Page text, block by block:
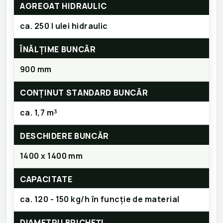
AGREGAT HIDRAULIC
ca. 250 l ulei hidraulic
ÎNĂLȚIME BUNCĂR
900 mm
CONȚINUT STANDARD BUNCĂR
ca. 1,7 m³
DESCHIDERE BUNCĂR
1400 x 1400 mm
CAPACITATE
ca. 120 - 150 kg/h în funcție de material